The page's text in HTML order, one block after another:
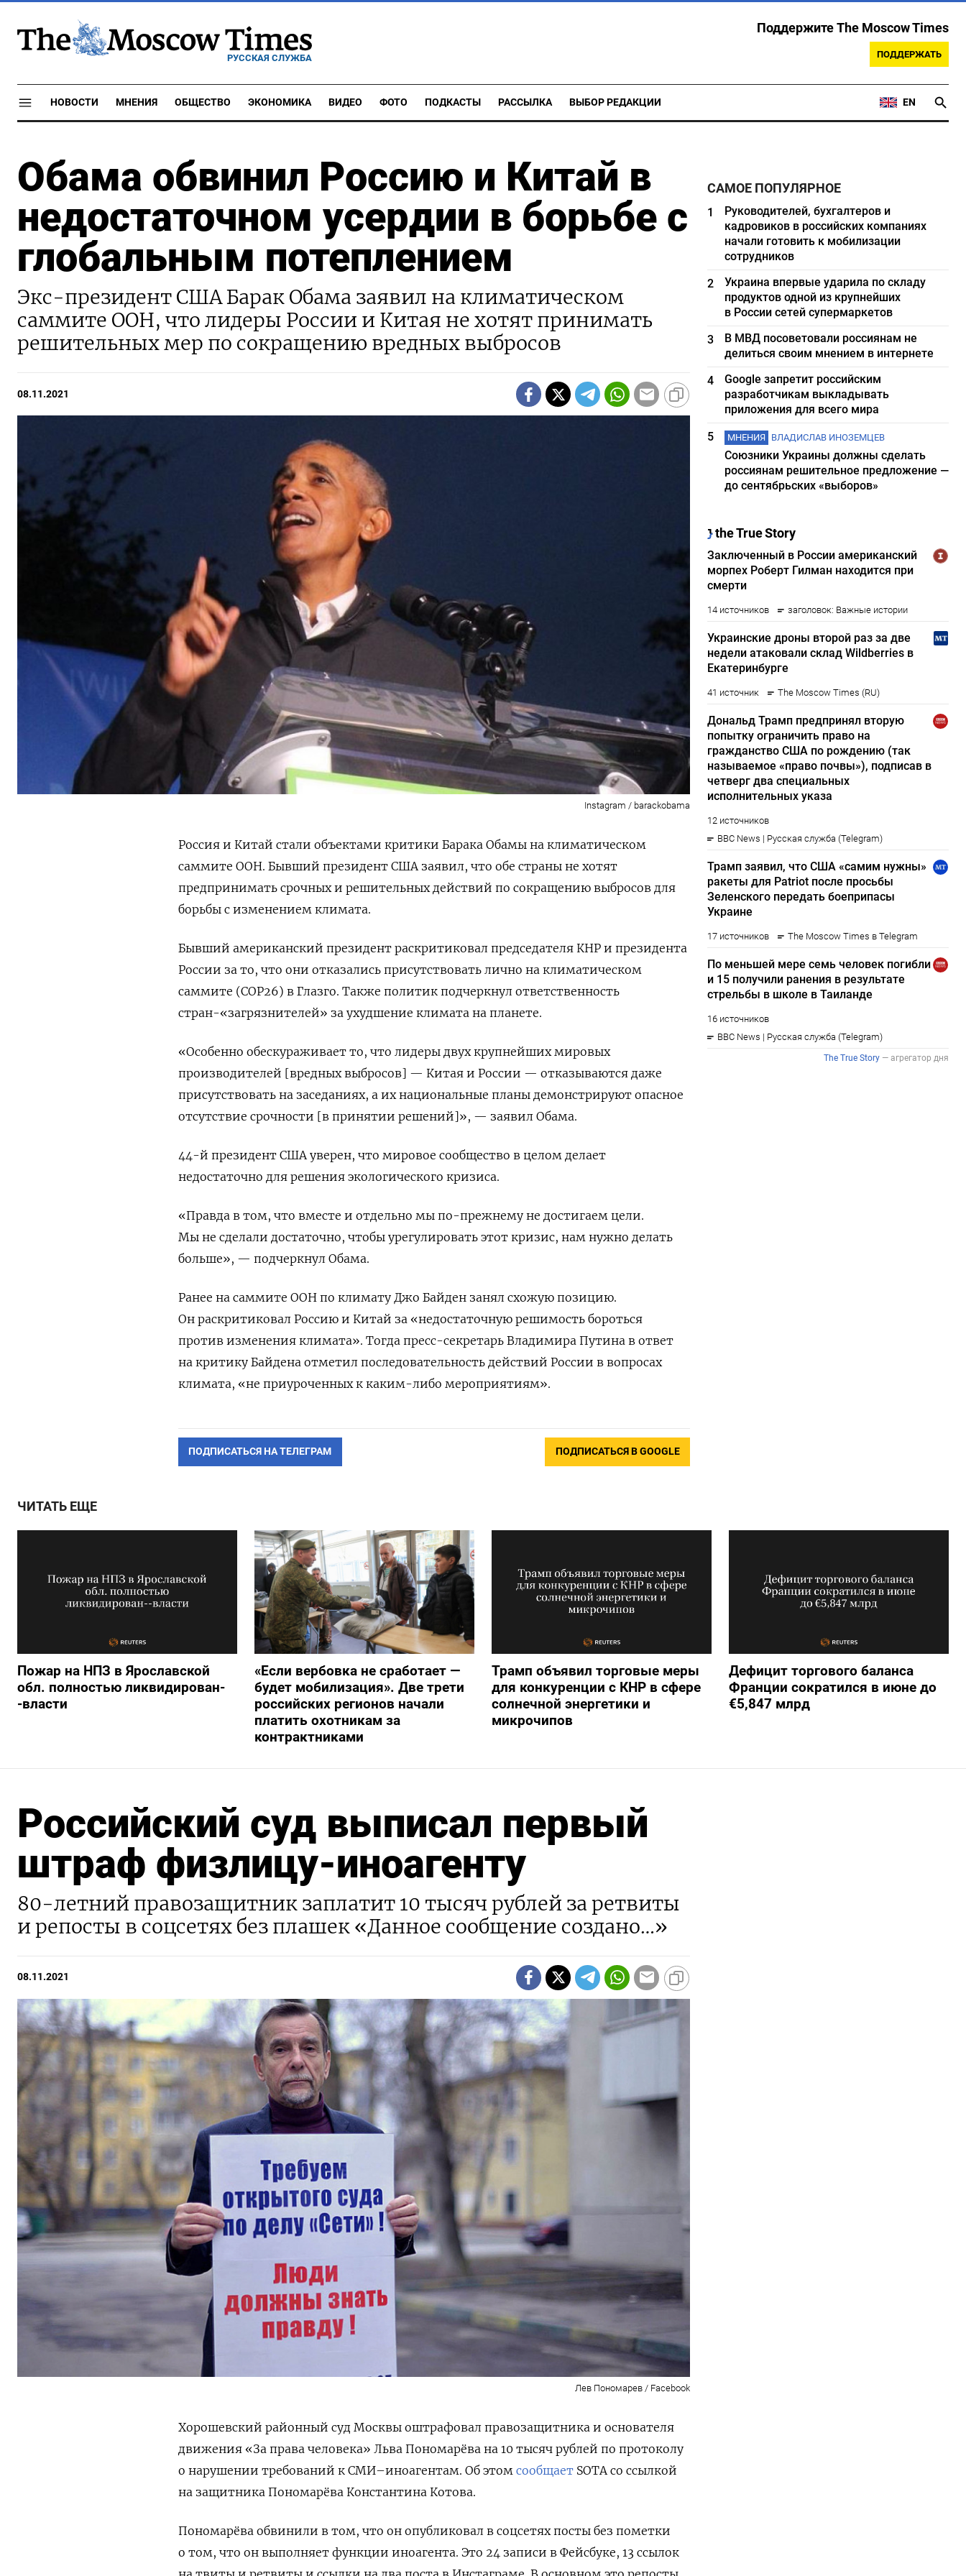
РУССКАЯ СЛУЖБА
Поддержите The Moscow Times
ПОДДЕРЖАТЬ
НОВОСТИ МНЕНИЯ ОБЩЕСТВО ЭКОНОМИКА ВИДЕО ФОТО ПОДКАСТЫ РАССЫЛКА ВЫБОР РЕДАКЦИИ EN
Обама обвинил Россию и Китай в
недостаточном усердии в борьбе с
глобальным потеплением
Экс-президент США Барак Обама заявил на климатическом
саммите ООН, что лидеры России и Китая не хотят принимать
решительных мер по сокращению вредных выбросов
08.11.2021
Instagram / barackobama
Россия и Китай стали объектами критики Барака Обамы на климатическом
саммите ООН. Бывший президент США заявил, что обе страны не хотят
предпринимать срочных и решительных действий по сокращению выбросов для
борьбы с изменением климата.
Бывший американский президент раскритиковал председателя КНР и президента
России за то, что они отказались присутствовать лично на климатическом
саммите (COP26) в Глазго. Также политик подчеркнул ответственность
стран-«загрязнителей» за ухудшение климата на планете.
«Особенно обескураживает то, что лидеры двух крупнейших мировых
производителей [вредных выбросов] — Китая и России — отказываются даже
присутствовать на заседаниях, а их национальные планы демонстрируют опасное
отсутствие срочности [в принятии решений]», — заявил Обама.
44-й президент США уверен, что мировое сообщество в целом делает
недостаточно для решения экологического кризиса.
«Правда в том, что вместе и отдельно мы по-прежнему не достигаем цели.
Мы не сделали достаточно, чтобы урегулировать этот кризис, нам нужно делать
больше», — подчеркнул Обама.
Ранее на саммите ООН по климату Джо Байден занял схожую позицию.
Он раскритиковал Россию и Китай за «недостаточную решимость бороться
против изменения климата». Тогда пресс-секретарь Владимира Путина в ответ
на критику Байдена отметил последовательность действий России в вопросах
климата, «не приуроченных к каким-либо мероприятиям».
ПОДПИСАТЬСЯ НА ТЕЛЕГРАМ ПОДПИСАТЬСЯ В GOOGLE
САМОЕ ПОПУЛЯРНОЕ
1
Руководителей, бухгалтеров и
кадровиков в российских компаниях
начали готовить к мобилизации
сотрудников
2
Украина впервые ударила по складу
продуктов одной из крупнейших
в России сетей супермаркетов
3
В МВД посоветовали россиянам не
делиться своим мнением в интернете
4
Google запретит российским
разработчикам выкладывать
приложения для всего мира
5
МНЕНИЯ ВЛАДИСЛАВ ИНОЗЕМЦЕВ
Союзники Украины должны сделать
россиянам решительное предложение —
до сентябрьских «выборов»
ЧИТАТЬ ЕЩЕ
Пожар на НПЗ в Ярославской
обл. полностью ликвидирован-
-власти
«Если вербовка не сработает —
будет мобилизация». Две трети
российских регионов начали
платить охотникам за
контрактниками
Трамп объявил торговые меры
для конкуренции с КНР в сфере
солнечной энергетики и
микрочипов
Дефицит торгового баланса
Франции сократился в июне до
€5,847 млрд
Российский суд выписал первый
штраф физлицу-иноагенту
80-летний правозащитник заплатит 10 тысяч рублей за ретвиты
и репосты в соцсетях без плашек «Данное сообщение создано…»
08.11.2021
Лев Пономарев / Facebook
Хорошевский районный суд Москвы оштрафовал правозащитника и основателя
движения «За права человека» Льва Пономарёва на 10 тысяч рублей по протоколу
о нарушении требований к СМИ–иноагентам. Об этом сообщает SOTA со ссылкой
на защитника Пономарёва Константина Котова.
Пономарёва обвинили в том, что он опубликовал в соцсетях посты без пометки
о том, что он выполняет функции иноагента. Это 24 записи в Фейсбуке, 13 ссылок